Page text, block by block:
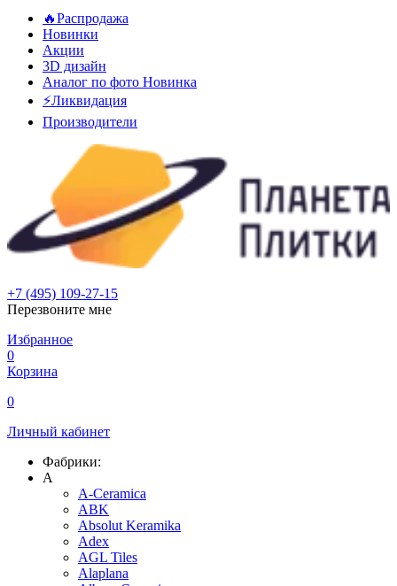
🔥Распродажа
Новинки
Акции
3D дизайн
Аналог по фото Новинка
⚡Ликвидация
Производители
+7 (495) 109-27-15
Перезвоните мне
Избранное
0
Корзина
0
Личный кабинет
Фабрики:
A
A-Ceramica
ABK
Absolut Keramika
Adex
AGL Tiles
Alaplana